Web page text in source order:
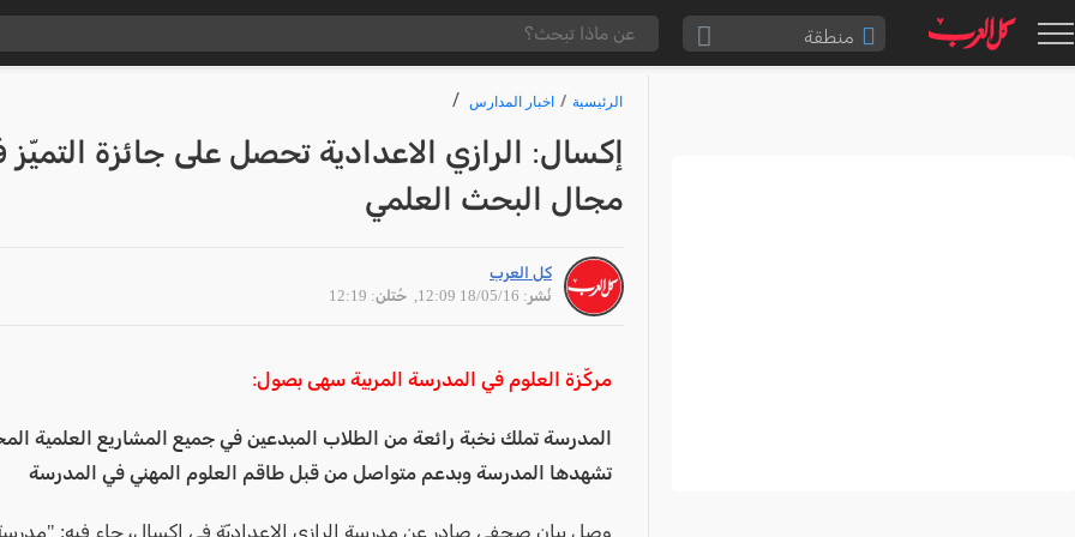
منطقة
الرئيسية اخبار المدارس
إكسال: الرازي الاعدادية تحصل على جائزة التميّز
مجال البحث العلمي
كل العرب
نُشر: 18/05/16 12:09
, حُتلن: 12:19
مركّزة العلوم في المدرسة المربية سهى بصول:
المدرسة تملك نخبة رائعة من الطلاب المبدعين في جميع المشاريع العلمية
تشهدها المدرسة وبدعم متواصل من قبل طاقم العلوم المهني في المدرسة
وصل بيان صحفي صادر عن مدرسة الرازي الاعداديّة في إكسال، جاء فيه: "مدرسة